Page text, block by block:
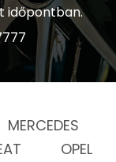
időpontban.
MERCEDES
OPEL